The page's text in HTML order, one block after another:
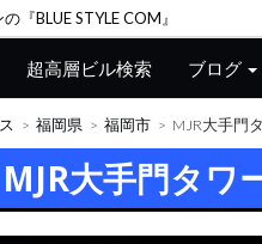
『BLUE STYLE COM』
超高層ビル検索 ブログ
福岡県 福岡市 MJR大手門
MJR大手門タワ